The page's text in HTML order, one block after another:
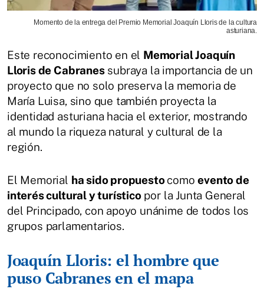
Momento de la entrega del Premio Memorial Joaquín Lloris de la cultura
asturiana.
Este reconocimiento en el Memorial Joaquín
Lloris de Cabranessubraya la importancia de un
proyecto que no solo preserva la memoria de
María Luisa, sino que también proyecta la
identidad asturiana hacia el exterior, mostrando
al mundo la riqueza natural y cultural de la
región.
El Memorial ha sido propuestocomoevento de
interés cultural y turísticopor la Junta General
del Principado, con apoyo unánime de todos los
grupos parlamentarios.
Joaquín Lloris: el hombre que
puso Cabranes en el mapa